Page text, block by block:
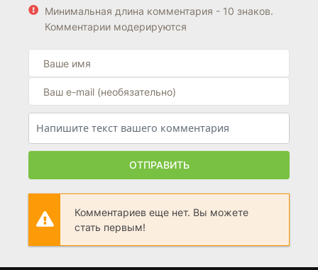
Минимальная длина комментария - 10 знаков.
Комментарии модерируются
ОТПРАВИТЬ
Комментариев еще нет. Вы можете
стать первым!